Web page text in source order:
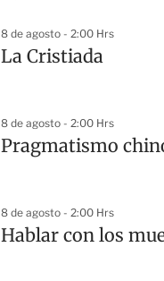
8 de agosto - 2:00 Hrs
La Cristiada
8 de agosto - 2:00 Hrs
Pragmatismo
8 de agosto - 2:00 Hrs
Hablar con los